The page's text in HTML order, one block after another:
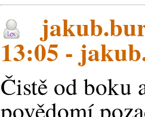
13:05 -
Čistě od boku
povědomí